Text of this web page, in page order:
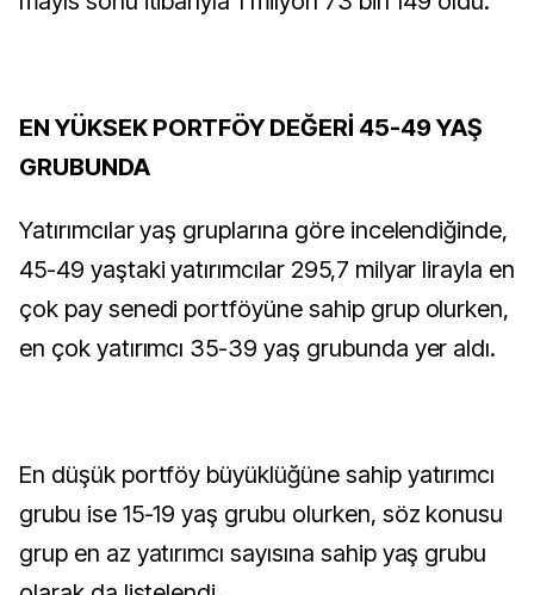
EN YÜKSEK PORTFÖY DEĞERİ 45-49 YAŞ
GRUBUNDA
Yatırımcılar yaş gruplarına göre incelendiğinde,
45-49 yaştaki yatırımcılar 295,7 milyar lirayla en
çok pay senedi portföyüne sahip grup olurken,
en çok yatırımcı 35-39 yaş grubunda yer aldı.
En düşük portföy büyüklüğüne sahip yatırımcı
grubu ise 15-19 yaş grubu olurken, söz konusu
grup en az yatırımcı sayısına sahip yaş grubu